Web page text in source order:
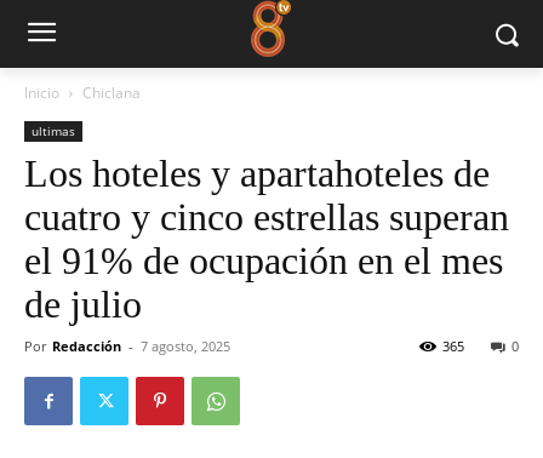
Inicio Chiclana
ultimas
Los hoteles y apartahoteles de
cuatro y cinco estrellas superan
el 91% de ocupación en el mes
de julio
Por Redacción - 7 agosto, 2025 0
365